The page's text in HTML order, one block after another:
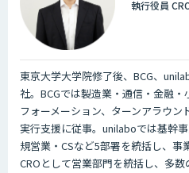
執行役員
東京大学大学院修了後、BCG、
社。BCGでは製造業・通信・金融
フォーメーション、ターンアラウ
実行支援に従事。unilaboでは基幹
規営業・CSなど5部署を統括し、事
CROとして営業部門を統括し、多数